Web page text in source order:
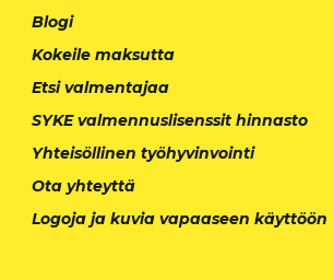
Blogi
Kokeile maksutta
Etsi valmentajaa
SYKE valmennuslisenssit hinnasto
Yhteisöllinen työhyvinvointi
Ota yhteyttä
Logoja ja kuvia vapaaseen käyttöön